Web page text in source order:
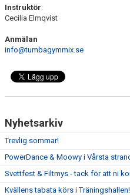
ANMÄLAN
Instruktör:
Cecilia Elmqvist
Anmälan
info@tumbagymmix.se
Nyhetsarkiv
Trevlig sommar!
PowerDance & Moowy i Vårsta
Svettfest & Filtmys - tack för att ni
Kvällens tabata körs i Träningshallen!